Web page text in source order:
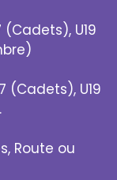
(Cadets), U19
(Cadets), U19
Route ou